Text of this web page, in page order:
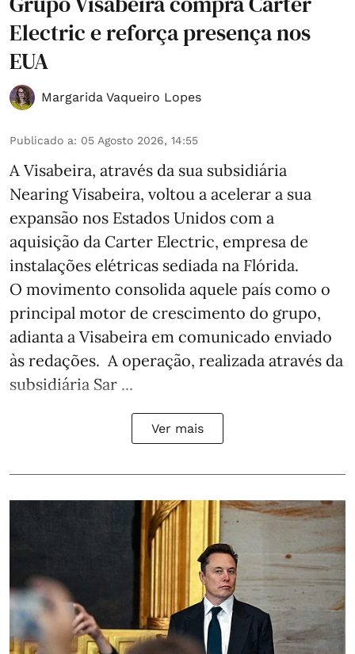
Electric e reforça presença nos
EUA
Margarida Vaqueiro Lopes
Publicado a: 05 Agosto 2026, 14:55
A Visabeira, através da sua subsidiária
Nearing Visabeira, voltou a acelerar a sua
expansão nos Estados Unidos com a
aquisição da Carter Electric, empresa de
instalações elétricas sediada na Flórida.
O movimento consolida aquele país como o
principal motor de crescimento do grupo,
adianta a Visabeira em comunicado enviado
às redações. A operação, realizada através da
subsidiária Sar ...
Ver mais